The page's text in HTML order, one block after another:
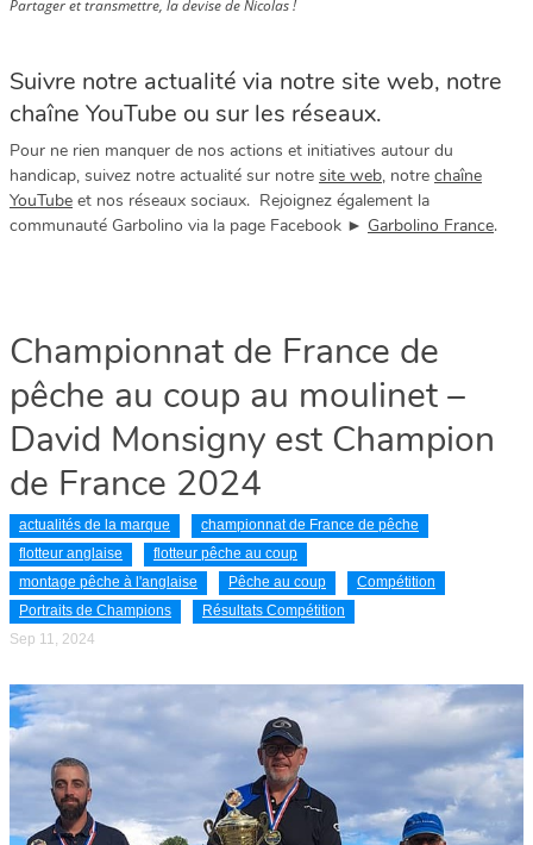
Partager et transmettre, la devise de Nicolas !
Suivre notre actualité via notre site web, notre
chaîne YouTube ou sur les réseaux.
Pour ne rien manquer de nos actions et initiatives autour du
handicap, suivez notre actualité sur notre site web, notre chaîne
YouTube et nos réseaux sociaux. Rejoignez également la
communauté Garbolino via la page Facebook ► Garbolino France.
Championnat de France de
pêche au coup au moulinet –
David Monsigny est Champion
de France 2024
actualités de la marque
championnat de France de pêche
flotteur anglaise
flotteur pêche au coup
montage pêche à l'anglaise
Pêche au coup
Compétition
Portraits de Champions
Résultats Compétition
Sep 11, 2024